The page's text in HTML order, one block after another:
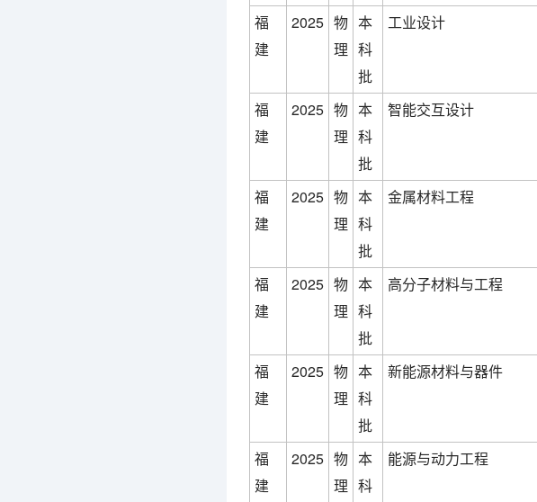
福
建
2025 物
理
本
科
批
工业设计
福
建
2025 物
理
本
科
批
智能交互设计
福
建
2025 物
理
本
科
批
金属材料工程
福
建
2025 物
理
本
科
批
高分子材料与工程
福
建
2025 物
理
本
科
批
新能源材料与器件
福
建
2025 物
理
本
科
能源与动力工程